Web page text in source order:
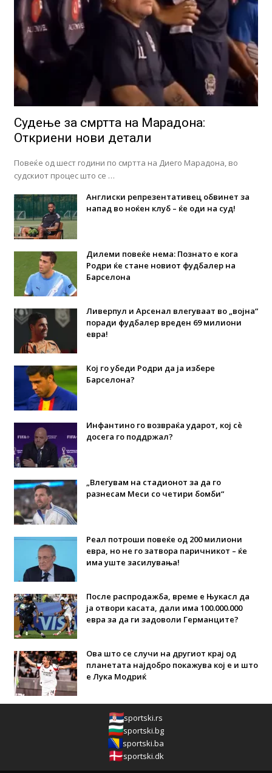
Судење за смртта на Марадона:
Откриени нови детали
Повеќе од шест години по смртта на Диего Марадона, во
судскиот процес што се …
Англиски репрезентативец обвинет за
напад во ноќен клуб – ќе оди на суд!
Дилеми повеќе нема: Познато е кога
Родри ќе стане новиот фудбалер на
Барселона
Ливерпул и Арсенал влегуваат во „војна“
поради фудбалер вреден 69 милиони
евра!
Кој го убеди Родри да ја избере
Барселона?
Инфантино го возвраќа ударот, кој сè
досега го поддржал?
„Влегувам на стадионот за да го
разнесам Меси со четири бомби“
Реал потроши повеќе од 200 милиони
евра, но не го затвора паричникот – ќе
има уште засилувања!
После распродажба, време е Њукасл да
ја отвори касата, дали има 100.000.000
евра за да ги задоволи Германците?
Ова што се случи на другиот крај од
планетата најдобро покажува кој е и што
е Лука Модриќ
sportski.rs
sportski.bg
sportski.ba
sportski.dk